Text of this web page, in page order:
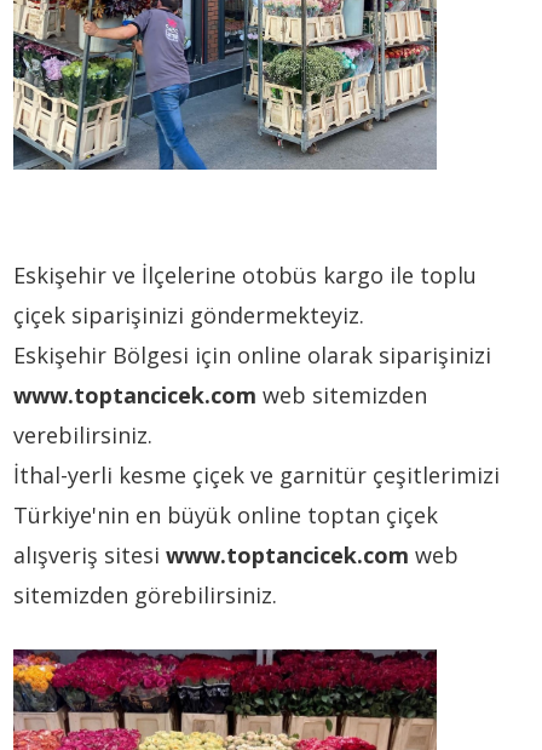
Eskişehir ve İlçelerine otobüs kargo ile toplu
çiçek siparişinizi göndermekteyiz.
Eskişehir Bölgesi için online olarak siparişinizi
www.toptancicek.com web sitemizden
verebilirsiniz.
İthal-yerli kesme çiçek ve garnitür çeşitlerimizi
Türkiye'nin en büyük online toptan çiçek
alışveriş sitesiwww.toptancicek.com web
sitemizden görebilirsiniz.